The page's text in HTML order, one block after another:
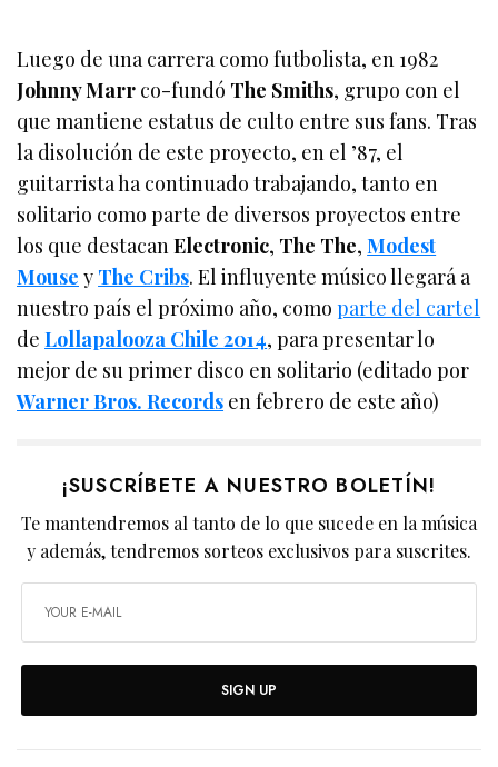
Luego de una carrera como futbolista, en 1982
Johnny Marr co-fundó The Smiths, grupo con el
que mantiene estatus de culto entre sus fans. Tras
la disolución de este proyecto, en el ’87, el
guitarrista ha continuado trabajando, tanto en
solitario como parte de diversos proyectos entre
los que destacanElectronic, The The,Modest
Mouse y The Cribs. El influyente músico llegará a
nuestro país el próximo año, comoparte del cartel
deLollapalooza Chile 2014, para presentar lo
mejor de su primer disco en solitario (editado por
Warner Bros. Records en febrero de este año)
¡SUSCRÍBETE A NUESTRO BOLETÍN!
Te mantendremos al tanto de lo que sucede en la música
y además, tendremos sorteos exclusivos para suscrites.
SIGN UP